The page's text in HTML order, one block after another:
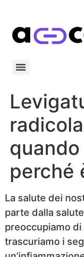
perché
La salute dei
parte dalla
preoccupiamo
trascuriamo i